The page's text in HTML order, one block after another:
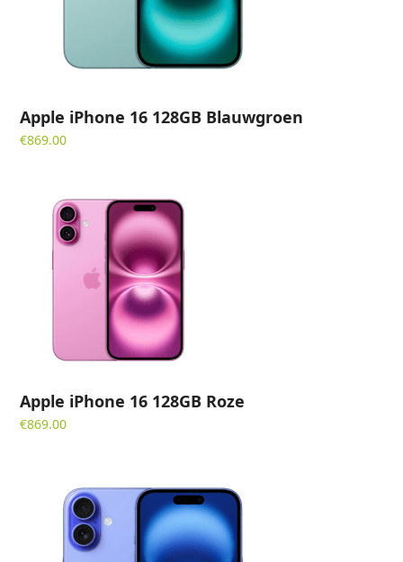
Apple iPhone 16 128GB Blauwgroen
€869.00
Apple iPhone 16 128GB Roze
€869.00